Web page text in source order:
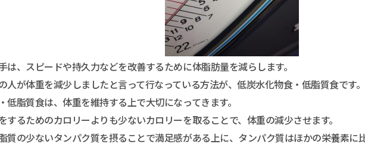
は、スピードや持久力などを改善するために体脂肪量を減らします。
人が体重を減少しましたと言って行なっている方法が、低炭水化物食・低脂質食です。
低脂質食は、体重を維持する上で大切になってきます。
するためのカロリーよりも少ないカロリーを取ることで、体重の減少させます。
質の少ないタンパク質を摂ることで満足感がある上に、タンパク質はほかの栄養素に